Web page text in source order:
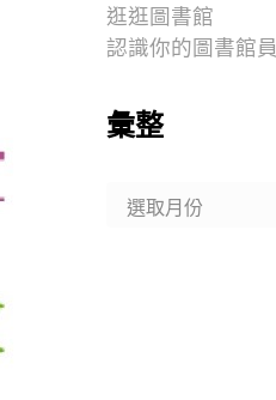
逛逛圖書館
認識你的圖書館員
彙整